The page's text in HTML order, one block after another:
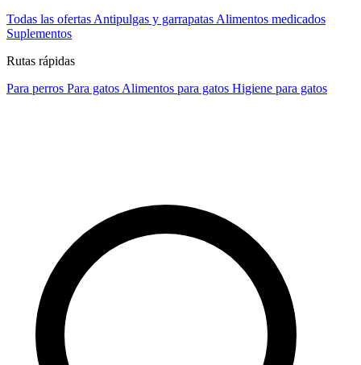
Todas las ofertas Antipulgas y garrapatas Alimentos medicados
Suplementos
Rutas rápidas
Para perros Para gatos Alimentos para gatos Higiene para gatos